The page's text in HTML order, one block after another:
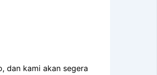
dan kami akan segera